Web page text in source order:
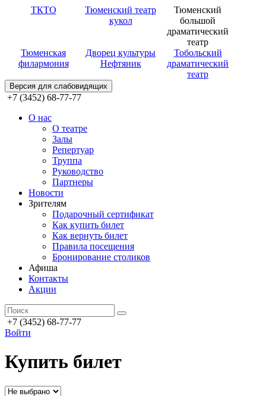
ТКТО
Тюменский театр
кукол
Тюменский
большой
драматический
театр
Тюменская
филармония
Дворец культуры
Нефтяник
Тобольский
драматический
театр
Версия для слабовидящих
+7 (3452) 68-77-77
О нас
О театре
Залы
Репертуар
Труппа
Руководство
Партнеры
Новости
Зрителям
Подарочный сертификат
Как купить билет
Как вернуть билет
Правила посещения
Бронирование столиков
Афиша
Контакты
Акции
+7 (3452) 68-77-77
Войти
Купить билет